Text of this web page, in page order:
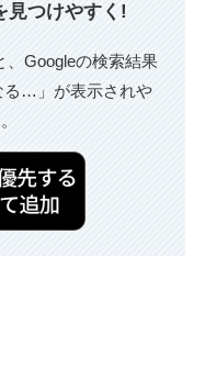
見つけやすく!
、Googleの検索結果
る…」が表示されや